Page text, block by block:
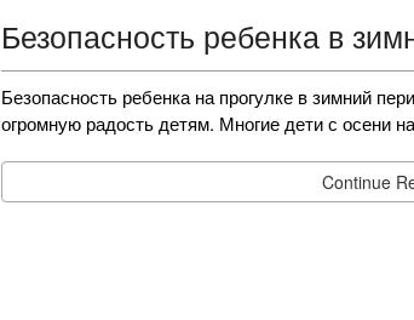
Безопасность ребенка в
Безопасность ребенка на прогулке в зимний
огромную радость детям. Многие дети с осени
Continue